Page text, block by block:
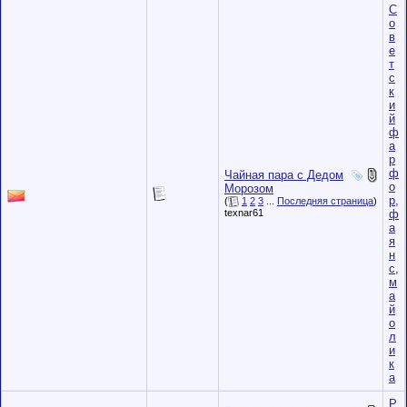
Чайная пара с Дедом
Морозом
( 1 2 3 Последняя страница)
texnar61
С
о
в
е
т
с
к
и
й
ф
а
р
ф
о
р,
ф
а
я
н
с,
м
а
й
о
л
и
к
а
Р